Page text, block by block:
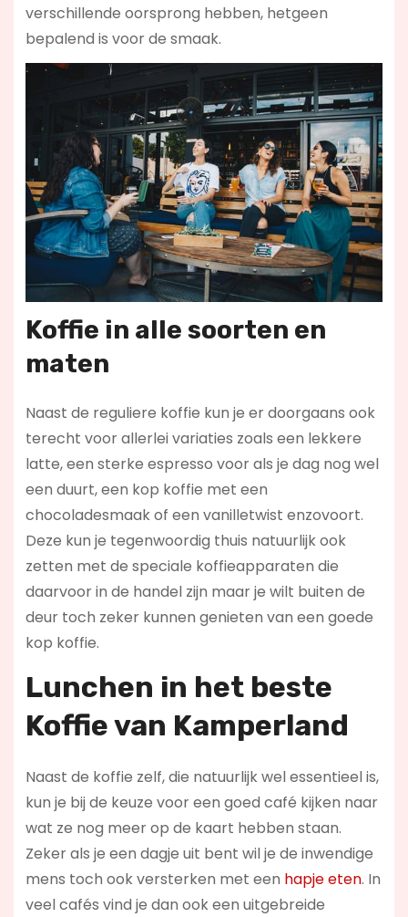
verschillende oorsprong hebben, hetgeen
bepalend is voor de smaak.
Koffie in alle soorten en
maten
Naast de reguliere koffie kun je er doorgaans ook
terecht voor allerlei variaties zoals een lekkere
latte, een sterke espresso voor als je dag nog wel
een duurt, een kop koffie met een
chocoladesmaak of een vanilletwist enzovoort.
Deze kun je tegenwoordig thuis natuurlijk ook
zetten met de speciale koffieapparaten die
daarvoor in de handel zijn maar je wilt buiten de
deur toch zeker kunnen genieten van een goede
kop koffie.
Lunchen in het beste
Koffie van Kamperland
Naast de koffie zelf, die natuurlijk wel essentieel is,
kun je bij de keuze voor een goed café kijken naar
wat ze nog meer op de kaart hebben staan.
Zeker als je een dagje uit bent wil je de inwendige
mens toch ook versterken met een hapje eten. In
veel cafés vind je dan ook een uitgebreide